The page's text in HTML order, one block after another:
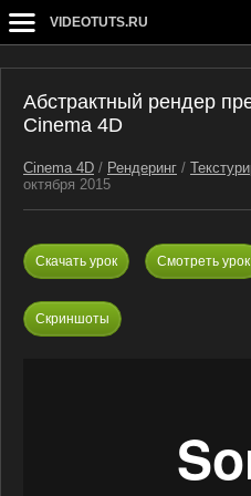
VIDEOTUTS.RU
Абстрактный рендер
Cinema 4D
Cinema 4D / Рендеринг /
октября 2015
Скачать урок Смотреть урок
Скриншоты